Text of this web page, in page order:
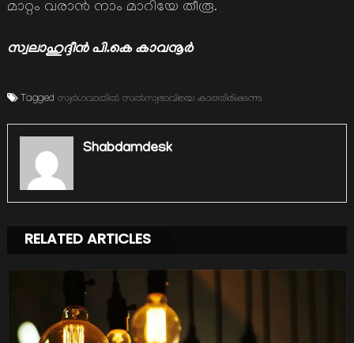
മാറ്റം വരാന്‍ നാം മാറിയേ തീരൂ.
സ്വലാഹുദ്ദീന്‍ പി.കെ കാവനൂര്‍
Tagged സ്വര്‍ഗവാതില്‍ സല്‍സ്വഭാവിയെ കാത്തിരിക്കുന്നു
Shabdamdesk
RELATED ARTICLES